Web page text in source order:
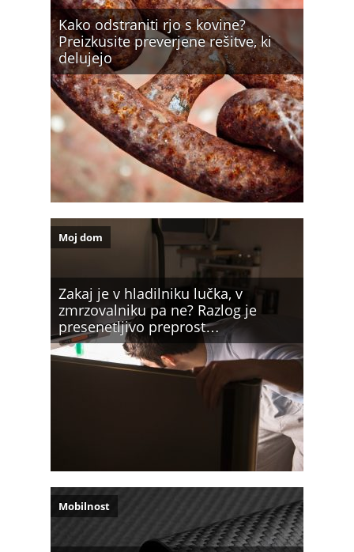
Kako odstraniti rjo s kovine?
Preizkusite preverjene rešitve, ki
delujejo
Zakaj je v hladilniku lučka, v
zmrzovalniku pa ne? Razlog je
presenetljivo preprost…
Moj dom
Mobilnost